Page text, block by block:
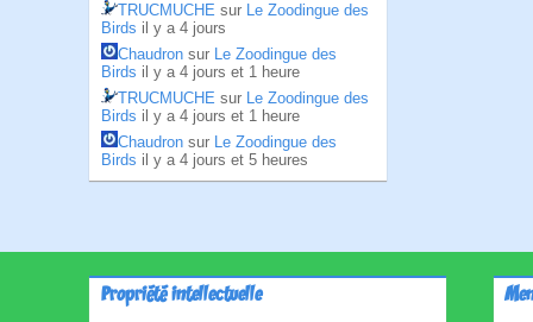
TRUCMUCHE sur Le Zoodingue des
Birds il y a 4 jours
Chaudron sur Le Zoodingue des
Birds il y a 4 jours et 1 heure
TRUCMUCHE sur Le Zoodingue des
Birds il y a 4 jours et 1 heure
Chaudron sur Le Zoodingue des
Birds il y a 4 jours et 5 heures
Propriété intellectuelle